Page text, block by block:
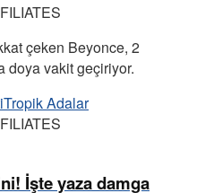
çeken Beyonce, 2
doya vakit geçiriyor.
Tropik Adalar
İşte yaza damga